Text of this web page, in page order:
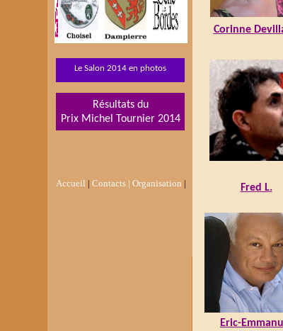
Corinne
Fred L.
Eric-
Accueil | Contacts | Organisation |
Résultats du
Prix Michel Tournier 2014
Le Salon 2014 en photos